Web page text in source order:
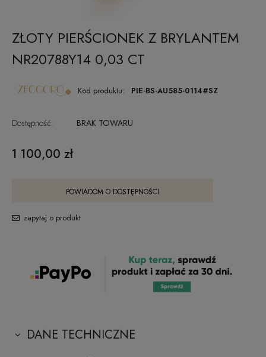
ZŁOTY PIERŚCIONEK Z BRYLANTEM
NR20788Y14 0,03 CT
Kod produktu: PIE-BS-AU585-0114#SZ
Dostępność: BRAK TOWARU
1 100,00 zł
POWIADOM O DOSTĘPNOŚCI
zapytaj o produkt
DANE TECHNICZNE